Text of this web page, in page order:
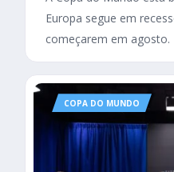
Europa segue em
começarem em agosto.
COPA DO MUNDO